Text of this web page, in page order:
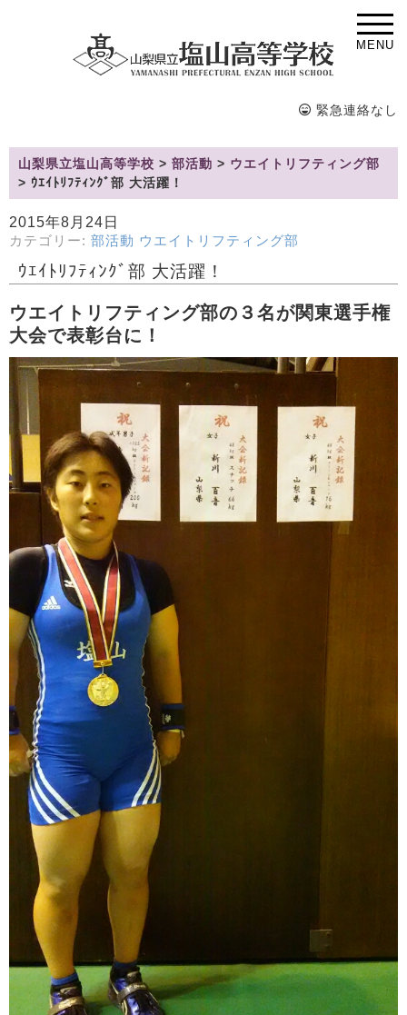
MENU
緊急連絡なし
山梨県立塩山高等学校 > 部活動 > ウエイトリフティング部
> ｳｴｲﾄﾘﾌﾃｨﾝｸﾞ部 大活躍！
2015年8月24日
カテゴリー: 部活動 ウエイトリフティング部
ｳｴｲﾄﾘﾌﾃｨﾝｸﾞ部 大活躍！
ウエイトリフティング部の３名が関東選手権
大会で表彰台に！